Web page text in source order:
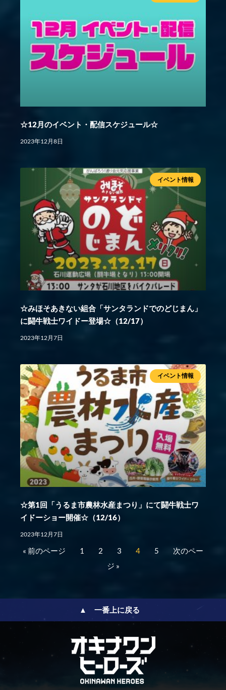
☆12月のイベント・配信スケジュール☆
2023年12月8日
イベント情報
☆みほそあきない組合「サンタランドでのどじまん」
に闘牛戦士ワイドー登場☆（12/17）
2023年12月7日
イベント情報
☆第1回「うるま市農林水産まつり」にて闘牛戦士ワ
イドーショー開催☆（12/16）
2023年12月7日
« 前のページ 1 2 3 4 5
次のペー
ジ »
▲ 一番上に戻る